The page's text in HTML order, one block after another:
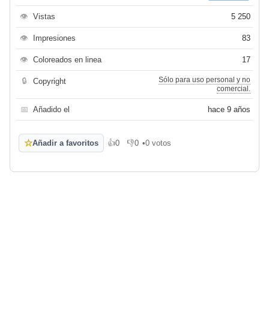
👁 Vistas 5 250
👁 Impresiones 83
👁 Coloreados en linea 17
🔒 Copyright
Sólo para uso personal y no
comercial.
📅 Añadido el hace 9 años
☆Añadir a favoritos 👍0
Me gusta
👎0
No me gusta
•0 votos